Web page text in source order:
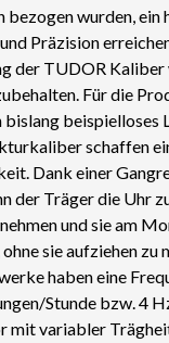
bezogen wurden, ein
Präzision
der TUDOR Kaliber
Für die
beispielloses
schaffen
Dank einer
der Träger die Uhr
und sie am
sie aufziehen zu
haben eine
Stunde bzw. 4
mit variabler